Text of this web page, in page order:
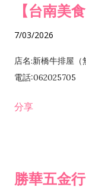
【台南美
7/03/2026
店名:新橋牛排屋
電話:062025705
分享
勝華五金行